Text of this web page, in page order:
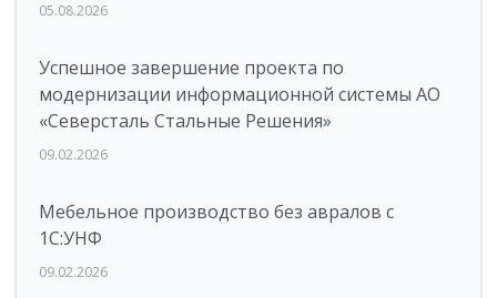
05.08.2026
Успешное завершение проекта по
модернизации информационной системы АО
«Северсталь Стальные Решения»
09.02.2026
Мебельное производство без авралов с
1С:УНФ
09.02.2026